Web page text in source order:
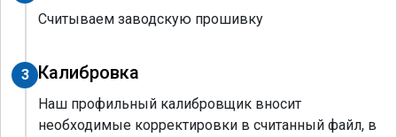
Считываем заводскую прошивку
3 Калибровка
Наш профильный калибровщик вносит
необходимые корректировки в считанный файл, в